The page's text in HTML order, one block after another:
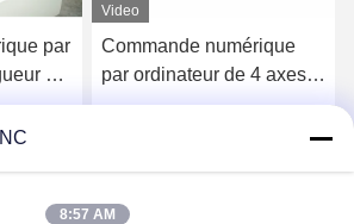
par
de
la
de
prix
Video
Commande numérique
par ordinateur de 4 axes
entaillant le câblage facile
Obtenez le meilleur prix
8:57 AM